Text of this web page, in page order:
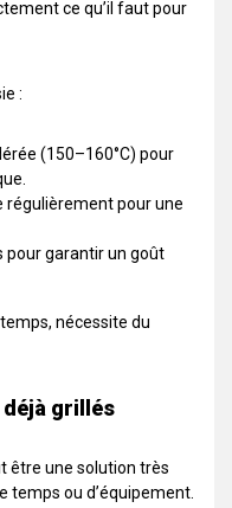
ce qu’il faut pour
:
(150–160°C) pour
régulièrement pour une
pour garantir un goût
nécessite du
grillés
être une solution très
temps ou d’équipement.